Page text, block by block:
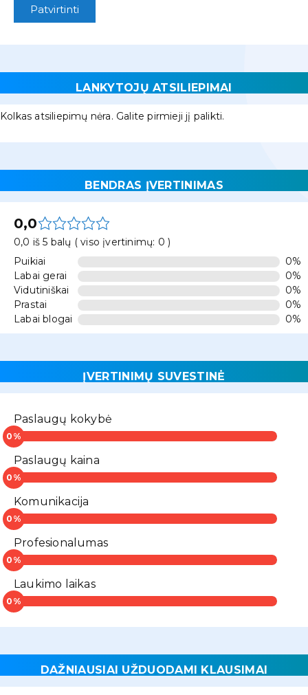
Patvirtinti
LANKYTOJŲ ATSILIEPIMAI
Kolkas atsiliepimų nėra. Galite pirmieji jį palikti.
BENDRAS ĮVERTINIMAS
0,0
0,0 iš 5 balų ( viso įvertinimų: 0 )
Puikiai
0%
Labai gerai
0%
Vidutiniškai
0%
Prastai
0%
Labai blogai
0%
ĮVERTINIMŲ SUVESTINĖ
Paslaugų kokybė
Paslaugų kaina
Komunikacija
Profesionalumas
Laukimo laikas
DAŽNIAUSIAI UŽDUODAMI KLAUSIMAI